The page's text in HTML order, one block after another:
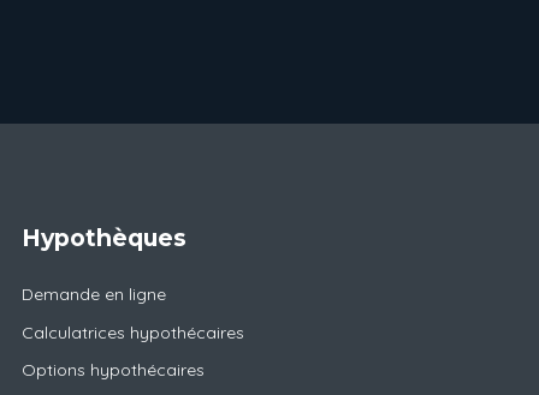
Hypothèques
Demande en ligne
Calculatrices hypothécaires
Options hypothécaires